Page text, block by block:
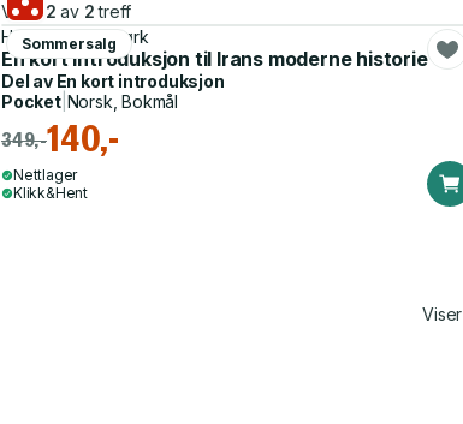
Viser 2 av 2 treff
Sommersalg
Hulda Kjeang Mørk
En kort introduksjon til Irans moderne historie
Del av En kort introduksjon
Pocket| Norsk, Bokmål
349,-140,-
Nettlager
Klikk&Hent
Viser